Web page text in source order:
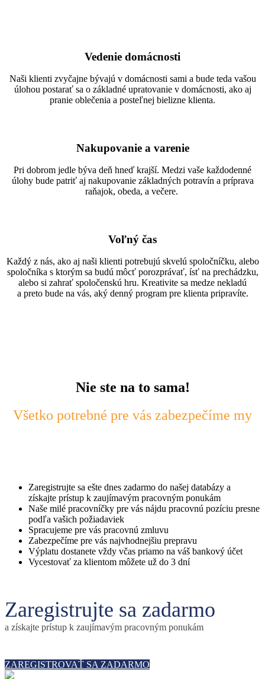
Vedenie domácnosti
Naši klienti zvyčajne bývajú v domácnosti sami a bude teda vašou
úlohou postarať sa o základné upratovanie v domácnosti, ako aj
pranie oblečenia a posteľnej bielizne klienta.
Nakupovanie a varenie
Pri dobrom jedle býva deň hneď krajší. Medzi vaše každodenné
úlohy bude patriť aj nakupovanie základných potravín a príprava
raňajok, obeda, a večere.
Voľný čas
Každý z nás, ako aj naši klienti potrebujú skvelú spoločníčku, alebo
spoločníka s ktorým sa budú môcť porozprávať, ísť na prechádzku,
alebo si zahrať spoločenskú hru. Kreativite sa medze nekladú
a preto bude na vás, aký denný program pre klienta pripravíte.
Nie ste na to sama!
Všetko potrebné pre vás zabezpečíme my
Zaregistrujte sa ešte dnes zadarmo do našej databázy a
získajte prístup k zaujímavým pracovným ponukám
Naše milé pracovníčky pre vás nájdu pracovnú pozíciu presne
podľa vašich požiadaviek
Spracujeme pre vás pracovnú zmluvu
Zabezpečíme pre vás najvhodnejšiu prepravu
Výplatu dostanete vždy včas priamo na váš bankový účet
Vycestovať za klientom môžete už do 3 dní
Zaregistrujte sa zadarmo
a získajte prístup k zaujímavým pracovným ponukám
ZAREGISTROVAŤ SA ZADARMO